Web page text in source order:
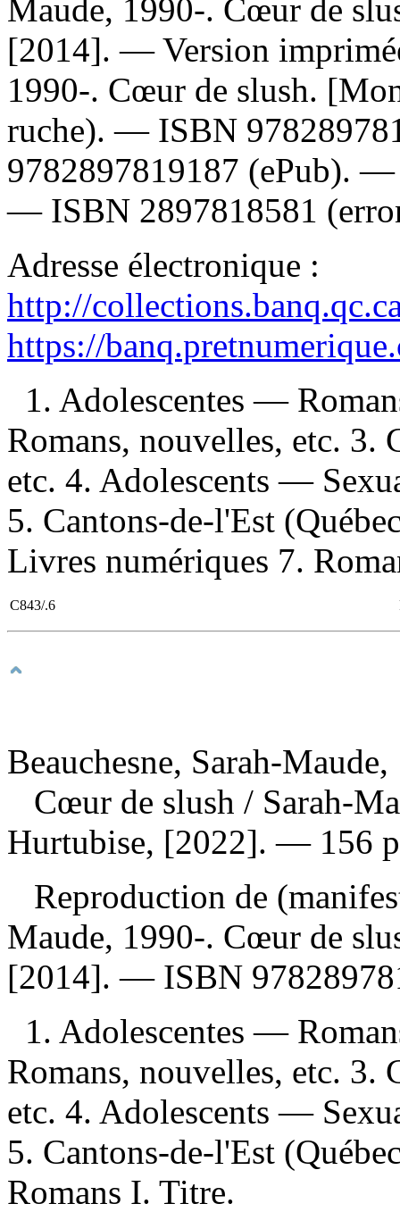
Maude, 1990-. Cœur de
[2014]. —Version
1990-. Cœur de slush.
ruche). — ISBN
9782897819187 (ePub).
— ISBN 2897818581
Adresse électronique :
http://
https://
1. Adolescentes —
Romans, nouvelles, etc.
etc. 4. Adolescents —
5. Cantons-de-l'Est
Livres numériques 7.
C843/.6
Beauchesne, Sarah-
Cœur de slush / Sarah-
Hurtubise, [2022]. — 156
Reproduction de
Maude, 1990-. Cœur de
[2014]. — ISBN
1. Adolescentes —
Romans, nouvelles, etc.
etc. 4. Adolescents —
5. Cantons-de-l'Est
Romans I. Titre.